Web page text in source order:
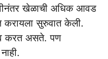
खेळाची अधिक आवड
करायला सुरुवात केली.
करत असते. पण